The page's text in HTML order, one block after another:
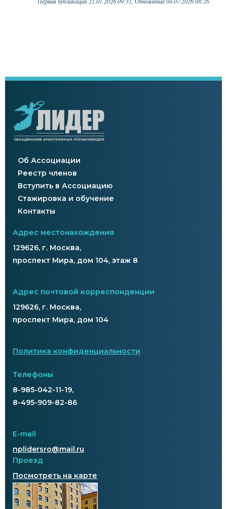
Об Ассоциации
Реестр членов
Вступить в Ассоциацию
Стажировка и обучение
Контакты
Адрес местонахождения
129626, г. Москва,
проспект Мира, дом 104, этаж 8
Адрес почтовой корреспонденции
129626, г. Москва,
проспект Мира, дом 104
Политика конфиденциальности
Телефоны
8-985-042-11-19,
8-495-909-82-86
E-mail
nplidersro@mail.ru
Проезд
Посмотреть на карте